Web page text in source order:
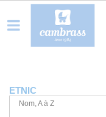
ETNIC
Nom, A à Z